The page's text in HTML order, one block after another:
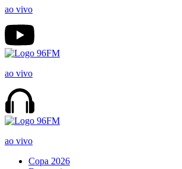
ao vivo
ao vivo
ao vivo
Copa 2026